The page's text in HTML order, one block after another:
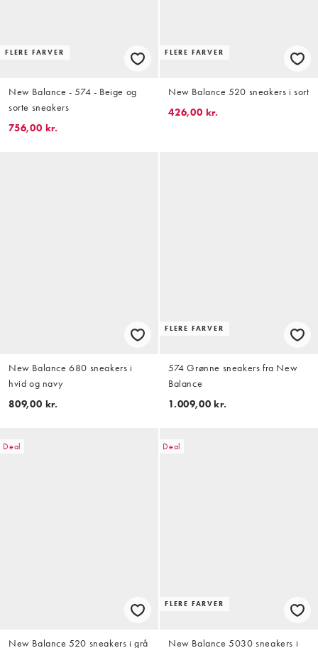
FLERE FARVER
New Balance - 574 - Beige og
sorte sneakers
756,00 kr.
FLERE FARVER
New Balance 520 sneakers i sort
426,00 kr.
New Balance 680 sneakers i
hvid og navy
809,00 kr.
FLERE FARVER
574 Grønne sneakers fra New
Balance
1.009,00 kr.
Deal
New Balance 520 sneakers i grå
Deal
FLERE FARVER
New Balance 5030 sneakers i